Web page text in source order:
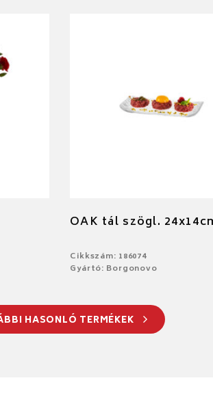
OAK tál szögl.
Cikkszám: 186074
Gyártó: Borgonovo
HASONLÓ TERMÉKEK